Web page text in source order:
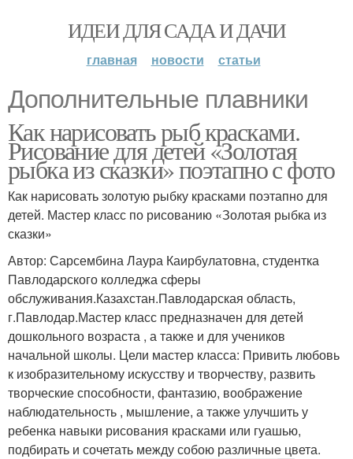
ИДЕИ ДЛЯ САДА И ДАЧИ
главная новости статьи
Дополнительные плавники
Как нарисовать рыб красками.
Рисование для детей «Золотая
рыбка из сказки» поэтапно с фото
Как нарисовать золотую рыбку красками поэтапно для
детей. Мастер класс по рисованию «Золотая рыбка из
сказки»
Автор: Сарсембина Лаура Каирбулатовна, студентка
Павлодарского колледжа сферы
обслуживания.Казахстан.Павлодарская область,
г.Павлодар.Мастер класс предназначен для детей
дошкольного возраста , а также и для учеников
начальной школы. Цели мастер класса: Привить любовь
к изобразительному искусству и творчеству, развить
творческие способности, фантазию, воображение
наблюдательность , мышление, а также улучшить у
ребенка навыки рисования красками или гуашью,
подбирать и сочетать между собою различные цвета.